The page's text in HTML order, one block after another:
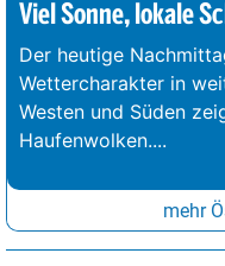
Viel Sonne, lokale
Der heutige
Wettercharakter in
Westen und Süden
Haufenwolken....
mehr